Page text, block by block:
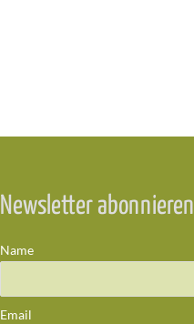
Newsletter abonnieren
Name
Email